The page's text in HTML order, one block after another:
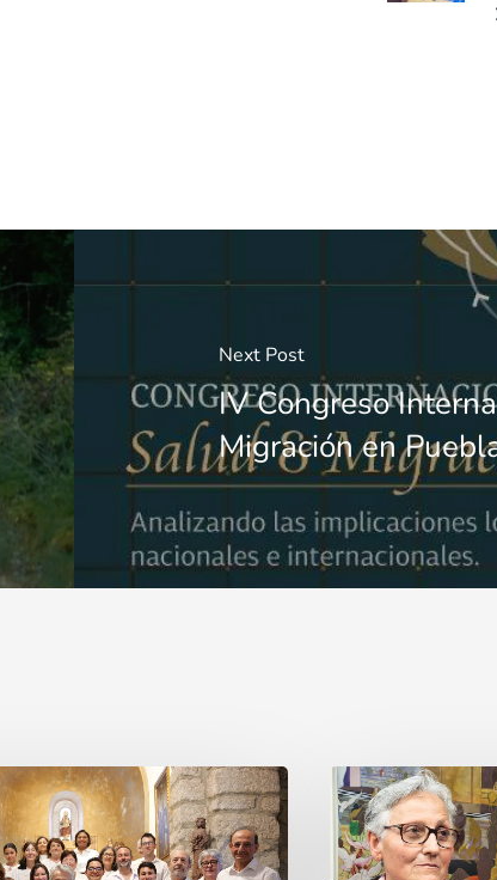
Next Post
IV Congreso
Migración en
La
ambición
de